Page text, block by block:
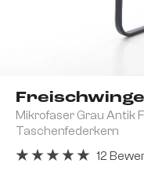
Mikrofaser Grau Antik
Taschenfederkern
12